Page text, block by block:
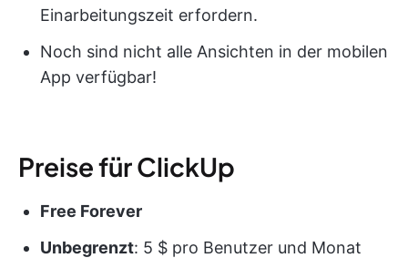
Einarbeitungszeit erfordern.
Noch sind nicht alle Ansichten in der mobilen
App verfügbar!
Preise für ClickUp
Free Forever
Unbegrenzt: 5 $ pro Benutzer und Monat